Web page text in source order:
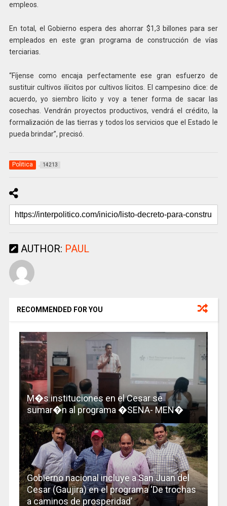
empleos.
En total, el Gobierno espera des ahorrar $1,3 billones para ser
empleados en este gran programa de construcción de vías
terciarias.
“Fíjense como encaja perfectamente ese gran esfuerzo de
sustituir cultivos ilícitos por cultivos lícitos. El campesino dice: de
acuerdo, yo siembro lícito y voy a tener forma de sacar las
cosechas. Vendrán proyectos productivos, vendrá el crédito, la
formalización de las tierras y todos los servicios que el Estado le
pueda brindar”, precisó.
Politica 14213
AUTHOR: PAUL
RECOMMENDED FOR YOU
M�s instituciones en el Cesar se
sumar�n al programa �SENA- MEN�
Gobierno nacional incluye a San Juan del
Cesar (Gaujira) en el programa ‘De trochas
a caminos de prosperidad’